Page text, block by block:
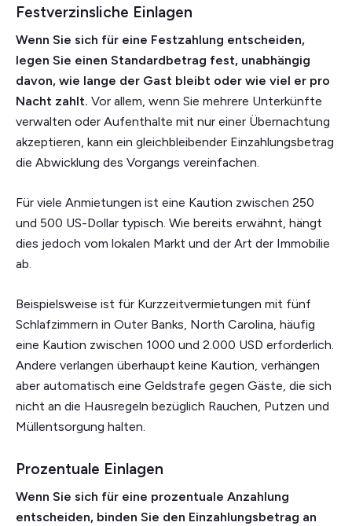
Festverzinsliche Einlagen
Wenn Sie sich für eine Festzahlung entscheiden,
legen Sie einen Standardbetrag fest, unabhängig
davon, wie lange der Gast bleibt oder wie viel er pro
Nacht zahlt. Vor allem, wenn Sie mehrere Unterkünfte
verwalten oder Aufenthalte mit nur einer Übernachtung
akzeptieren, kann ein gleichbleibender Einzahlungsbetrag
die Abwicklung des Vorgangs vereinfachen.
Für viele Anmietungen ist eine Kaution zwischen 250
und 500 US-Dollar typisch. Wie bereits erwähnt, hängt
dies jedoch vom lokalen Markt und der Art der Immobilie
ab.
Beispielsweise ist für Kurzzeitvermietungen mit fünf
Schlafzimmern in Outer Banks, North Carolina, häufig
eine Kaution zwischen 1000 und 2.000 USD erforderlich.
Andere verlangen überhaupt keine Kaution, verhängen
aber automatisch eine Geldstrafe gegen Gäste, die sich
nicht an die Hausregeln bezüglich Rauchen, Putzen und
Müllentsorgung halten.
Prozentuale Einlagen
Wenn Sie sich für eine prozentuale Anzahlung
entscheiden, binden Sie den Einzahlungsbetrag an